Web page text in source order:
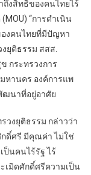
งสิทธิของคนไทยไร้
“การดำเนิน
งคนไทยที่มีปัญหา
ยุติธรรม สสส.
กระทรวงการ
หานคร องค์การแพ
ฒนาที่อยู่อาศัย
วงยุติธรรม กล่าวว่า
กดิ์ศรี มีคุณค่า ไม่ใช่
นคนไร้รัฐ ไร้
เมิดศักดิ์ศรีความเป็น